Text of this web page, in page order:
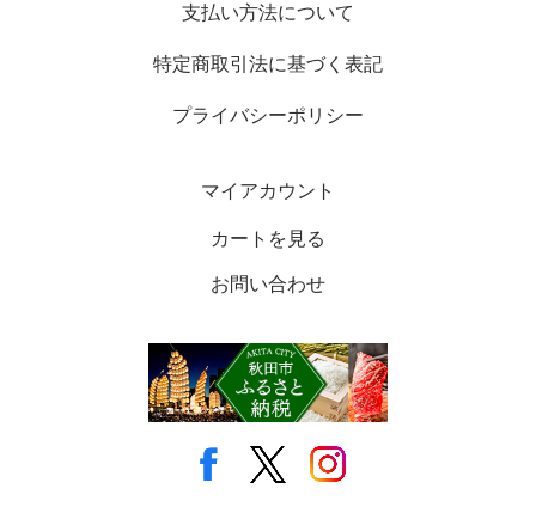
支払い方法について
特定商取引法に基づく表記
プライバシーポリシー
マイアカウント
カートを見る
お問い合わせ